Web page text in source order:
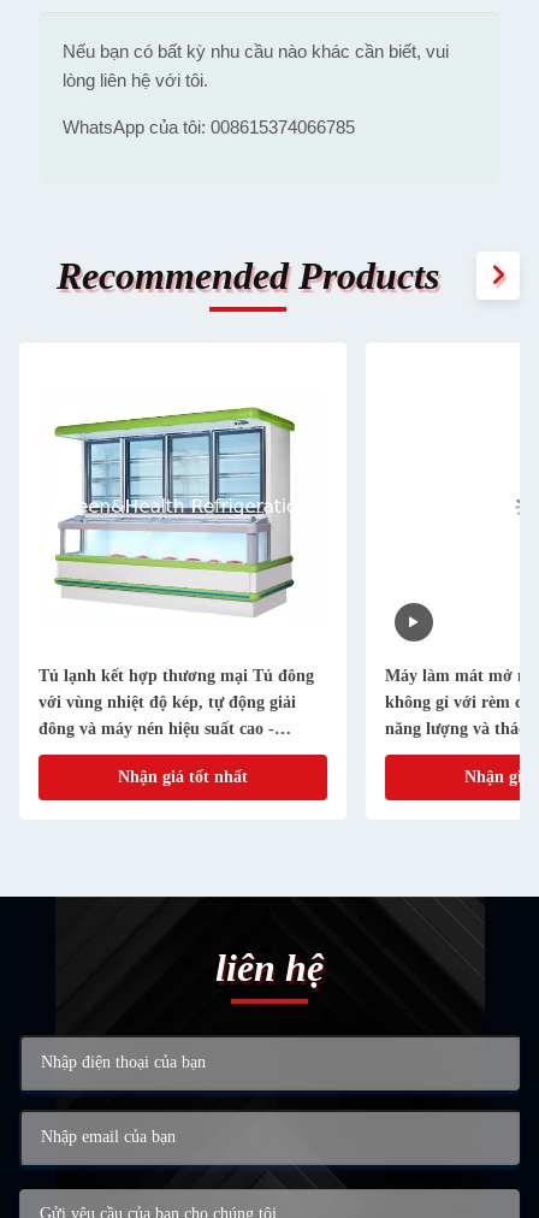
Nếu bạn có bất kỳ nhu cầu nào khác cần biết, vui
lòng liên hệ với tôi.
WhatsApp của tôi: 008615374066785
Recommended Products
Tủ lạnh kết hợp thương mại Tủ đông
với vùng nhiệt độ kép, tự động giải
đông và máy nén hiệu suất cao -
Samba Hybrid
Nhận giá tốt nhất
Máy làm mát mở
không gỉ với rèm
năng lượng và tháo
tự động cho siêu thị
Nhận giá
liên hệ